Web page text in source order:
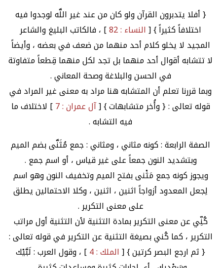
{ أفلا يتدبرون القرآن ولو كان من عند غير اللَّه لوجدوا فيه
اختلافاً كثيراً } [النساء : 82
] ، فالكاتب البليغ والشاعر
المجيد لا يخلو كلام أحد منهما من ضعف في بعضه ، وأيضاً
لا تتشابه أقوال أحد منهما بل تجد لكل منهما قِطعاً متفاوتة
في الحسن والبلاغة وصحة المعاني .
وبما قررنا تعلم أن المتشابه هنا مراد به معنى غير المراد في
قوله تعالى : { وأُخر متشابهات } [آل عمران : 7 ] لاختلاف ما
فيه التشابه .
الصفة الرابعة : كونه مثاني ، ومثاني : جمع مُثَنَّى بضم الميم
وبتشديد النون جمعاً على غير قياس ، أو اسم جمع .
ويجوز كونه جمع مَثْنى بفتح الميم وتخفيف النون وهو اسم
لِجعل المعدود أزواجاً اثنين ، اثنين ، وكلا الاحتمالين يطلق
على معنى التكرير .
كُنِّي عن معنى التكرير بمادة التثنية لأن التثنية أول مراتب
التكرير ، كما كُني بصيغة التثنية عن التكرير في قوله تعالى :
{ ثم ارجع البصر كرتين } [الملك : 4
] ، وقول العرب : لَبَّيْك